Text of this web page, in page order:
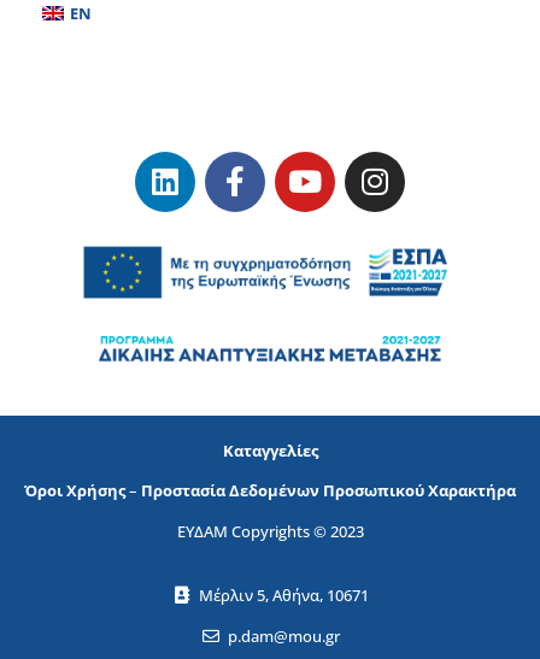
EN
Καταγγελίες
Όροι Χρήσης– Προστασία Δεδομένων Προσωπικού Χαρακτήρα
ΕΥΔΑΜ Copyrights © 2023
Μέρλιν 5, Αθήνα, 10671
p.dam@mou.gr